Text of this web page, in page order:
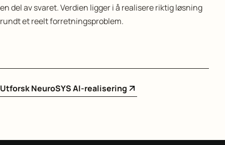
en del av svaret. Verdien ligger i å realisere riktig løsning
rundt et reelt forretningsproblem.
Utforsk NeuroSYS AI-realisering